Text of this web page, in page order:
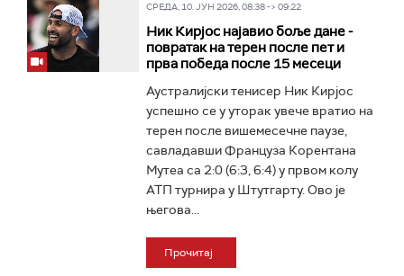
СРЕДА, 10. ЈУН 2026, 08:38 -> 09:22
Ник Кирјос најавио боље дане -
повратак на терен после пет и
прва победа после 15 месеци
Аустралијски тенисер Ник Кирјос
успешно се у уторак увече вратио на
терен после вишемесечне паузе,
савладавши Француза Корентана
Мутеа са 2:0 (6:3, 6:4) у првом колу
АТП турнира у Штутгарту. Ово је
његова...
Прочитај